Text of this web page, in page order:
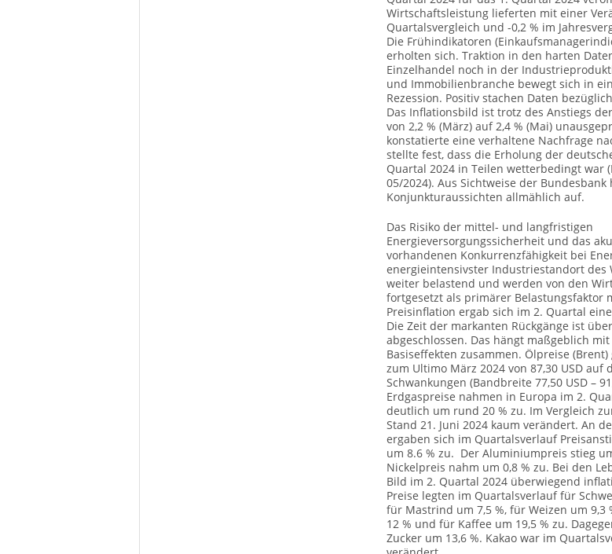
Wirtschaftsleistung lieferten mit einer
Quartalsvergleich und -0,2 % im
Die Frühindikatoren
erholten sich. Traktion in den harten
Einzelhandel noch in der
und Immobilienbranche bewegt sich in
Rezession. Positiv stachen Daten
Das Inflationsbild ist trotz des Anstiegs
von 2,2 % (März) auf 2,4 % (Mai)
konstatierte eine verhaltene Nachfrage
stellte fest, dass die Erholung der
Quartal 2024 in Teilen wetterbedingt war
05/2024). Aus Sichtweise der
Konjunkturaussichten allmählich auf.
Das Risiko der mittel- und langfristigen
Energieversorgungssicherheit und das
vorhandenen Konkurrenzfähigkeit bei
energieintensivster Industriestandort des
weiter belastend und werden von den
fortgesetzt als primärer Belastungsfaktor
Preisinflation ergab sich im 2. Quartal
Die Zeit der markanten Rückgänge ist
abgeschlossen. Das hängt maßgeblich
Basiseffekten zusammen. Ölpreise
zum Ultimo März 2024 von 87,30 USD auf
Schwankungen (Bandbreite 77,50 USD –
Erdgaspreise nahmen in Europa im 2.
deutlich um rund 20 % zu. Im Vergleich
Stand 21. Juni 2024 kaum verändert. An
ergaben sich im Quartalsverlauf
um 8.6 % zu. Der Aluminiumpreis stieg
Nickelpreis nahm um 0,8 % zu. Bei den
Bild im 2. Quartal 2024 überwiegend
Preise legten im Quartalsverlauf für
für Mastrind um 7,5 %, für Weizen um 9,3
12 % und für Kaffee um 19,5 % zu.
Zucker um 13,6 %. Kakao war im